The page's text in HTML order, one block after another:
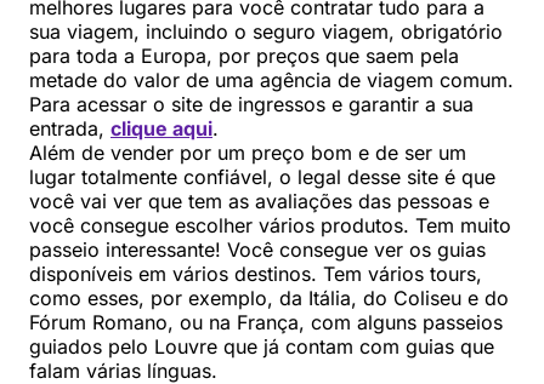
melhores lugares para você contratar tudo para a
sua viagem, incluindo o seguro viagem, obrigatório
para toda a Europa, por preços que saem pela
metade do valor de uma agência de viagem comum.
Para acessar o site de ingressos e garantir a sua
entrada, clique aqui.
Além de vender por um preço bom e de ser um
lugar totalmente confiável, o legal desse site é que
você vai ver que tem as avaliações das pessoas e
você consegue escolher vários produtos. Tem muito
passeio interessante! Você consegue ver os guias
disponíveis em vários destinos. Tem vários tours,
como esses, por exemplo, da Itália, do Coliseu e do
Fórum Romano, ou na França, com alguns passeios
guiados pelo Louvre que já contam com guias que
falam várias línguas.